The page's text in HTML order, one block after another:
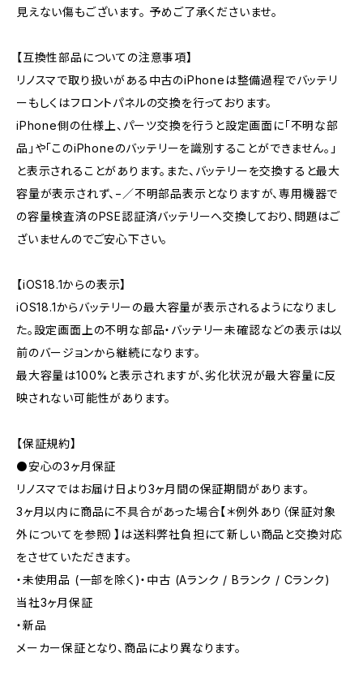
見えない傷もございます。 予めご了承くださいませ。
【互換性部品についての注意事項】
リノスマで取り扱いがある中古のiPhoneは整備過程でバッテリ
ーもしくはフロントパネルの交換を行っております。
iPhone側の仕様上、パーツ交換を行うと設定画面に「不明な部
品」や「このiPhoneのバッテリーを識別することができません。」
と表示されることがあります。また、バッテリーを交換すると最大
容量が表示されず、−／不明部品表示となりますが、専用機器で
の容量検査済のPSE認証済バッテリーへ交換しており、問題はご
ざいませんのでご安心下さい。
【iOS18.1からの表示】
iOS18.1からバッテリーの最大容量が表示されるようになりまし
た。設定画面上の不明な部品・バッテリー未確認などの表示は以
前のバージョンから継続になります。
最大容量は100%と表示されますが、劣化状況が最大容量に反
映されない可能性があります。
【保証規約】
⚫️安心の3ヶ月保証
リノスマではお届け日より3ヶ月間の保証期間があります。
3ヶ月以内に商品に不具合があった場合【＊例外あり（保証対象
外についてを参照）】は送料弊社負担にて新しい商品と交換対応
をさせていただきます。
・未使用品 (一部を除く)・中古 (Aランク / Bランク / Cランク)
当社3ヶ月保証
・新品
メーカー保証となり、商品により異なります。